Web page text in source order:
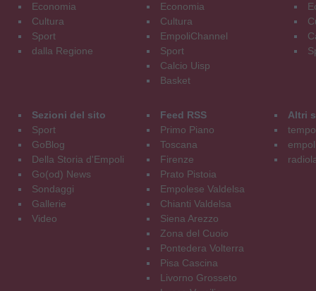
Economia
Cultura
Sport
dalla Regione
Economia
Cultura
EmpoliChannel
Sport
Calcio Uisp
Basket
Sezioni del sito
Sport
GoBlog
Della Storia d'Empoli
Go(od) News
Sondaggi
Gallerie
Video
Feed RSS
Primo Piano
Toscana
Firenze
Prato Pistoia
Empolese Valdelsa
Chianti Valdelsa
Siena Arezzo
Zona del Cuoio
Pontedera Volterra
Pisa Cascina
Livorno Grosseto
Altri